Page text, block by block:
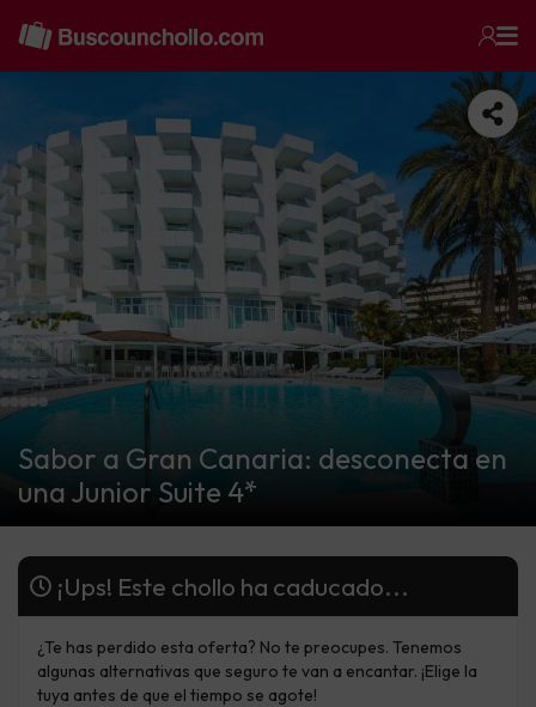
Sabor a Gran Canaria: desconecta en
una Junior Suite 4*
¡Ups! Este chollo ha caducado...
¿Te has perdido esta oferta? No te preocupes. Tenemos
algunas alternativas que seguro te van a encantar. ¡Elige la
tuya antes de que el tiempo se agote!